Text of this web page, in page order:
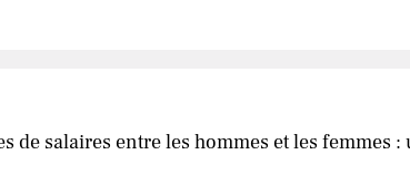
de salaires entre les hommes et les femmes